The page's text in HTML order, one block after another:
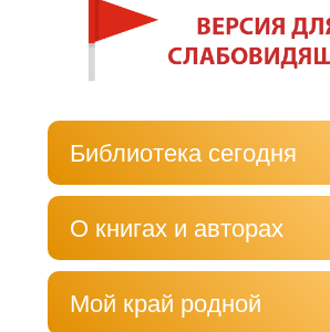
Библиотека сегодня
О книгах и авторах
Мой край родной